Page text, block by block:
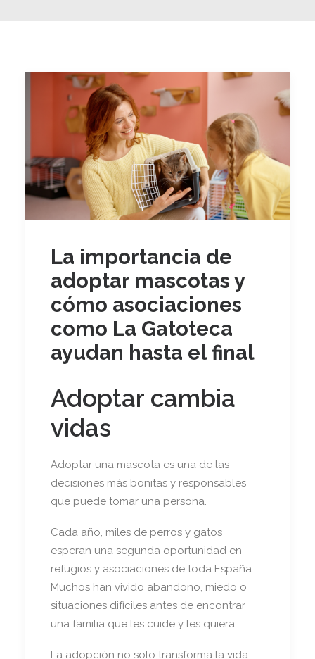
La importancia de
adoptar mascotas y
cómo asociaciones
como La Gatoteca
ayudan hasta el final
Adoptar cambia
vidas
Adoptar una mascota es una de las
decisiones más bonitas y responsables
que puede tomar una persona.
Cada año, miles de perros y gatos
esperan una segunda oportunidad en
refugios y asociaciones de toda España.
Muchos han vivido abandono, miedo o
situaciones difíciles antes de encontrar
una familia que les cuide y les quiera.
La adopción no solo transforma la vida